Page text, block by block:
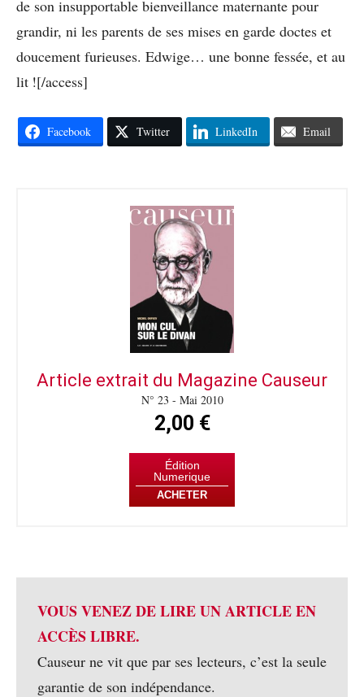
de son insupportable bienveillance maternante pour
grandir, ni les parents de ses mises en garde doctes et
doucement furieuses. Edwige… une bonne fessée, et au
lit ![/access]
Facebook Twitter LinkedIn Email
Article extrait du Magazine Causeur
N° 23 - Mai 2010
2,00 €
Édition
Numerique
ACHETER
VOUS VENEZ DE LIRE UN ARTICLE EN
ACCÈS LIBRE.
Causeur ne vit que par ses lecteurs, c’est la seule
garantie de son indépendance.